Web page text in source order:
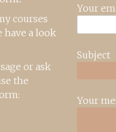
courses
have a look
or ask
the
Your
Subject
Your